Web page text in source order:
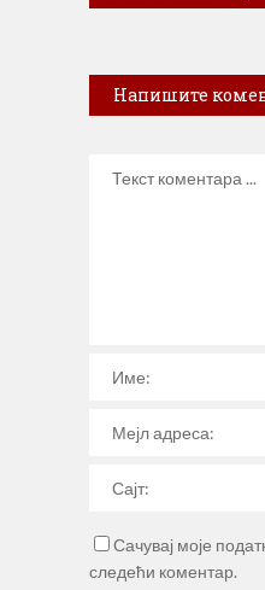
Напишите
Сачувај моје
следећи коментар.